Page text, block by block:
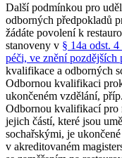
Další podmínkou pro
odborných předpokladů
žádáte povolení k
stanoveny v § 14a odst.
péči, ve znění pozdějších
kvalifikace a odborných
Odbornou kvalifikaci
ukončeném vzdělání,
Odbornou kvalifikací pro
jejich částí, které jsou
sochařskými, je
v akreditovaném